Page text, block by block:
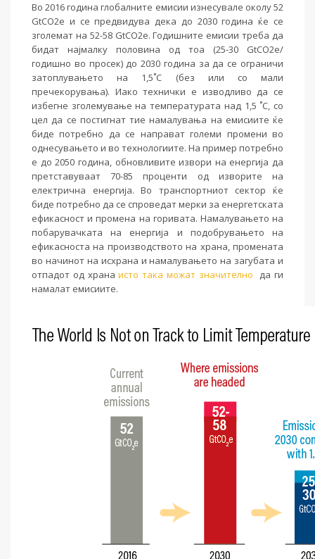
Во 2016 година глобалните емисии изнесувале околу 52
GtCO2e и се предвидува дека до 2030 година ќе се
зголемат на 52-58 GtCO2e. Годишните емисии треба да
бидат најмалку половина од тоа (25-30 GtCO2e/
годишно во просек) до 2030 година за да се ограничи
затоплувањето на 1,5˚C (без или со мали
пречекорувања). Иако технички е изводливо да се
избегне зголемување на температурата над 1,5 ˚C, со
цел да се постигнат тие намалувања на емисиите ќе
биде потребно да се направат големи промени во
однесувањето и во технологиите. На пример потребно
е до 2050 година, обновливите извори на енергија да
претставуваат 70-85 проценти од изворите на
електрична енергија. Во транспортниот сектор ќе
биде потребно да се спроведат мерки за енергетската
ефикасност и промена на горивата. Намалувањето на
побарувачката на енергија и подобрувањето на
ефикасноста на производството на храна, промената
во начинот на исхрана и намалувањето на загубата и
отпадот од хранаисто така можат значително
да ги
намалат емисиите.